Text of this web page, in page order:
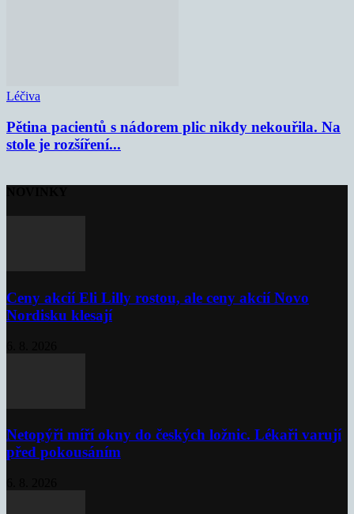
Léčiva
Pětina pacientů s nádorem plic nikdy nekouřila. Na
stole je rozšíření...
Ceny akcií Eli Lilly rostou, ale ceny akcií Novo
Nordisku klesají
Netopýři míří okny do českých ložnic. Lékaři varují
před pokousáním